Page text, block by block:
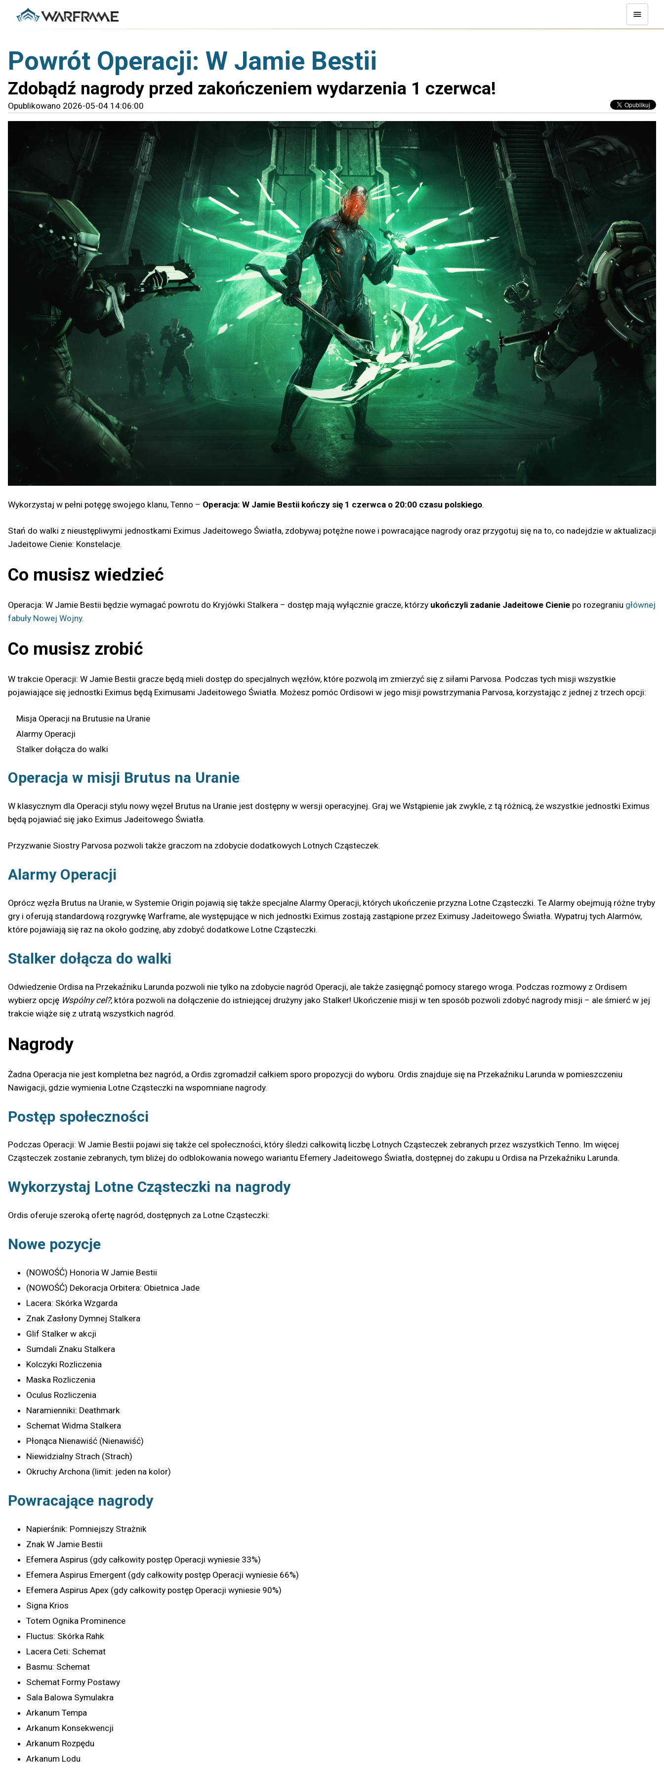
Powrót Operacji: W Jamie Bestii
Zdobądź nagrody przed zakończeniem wydarzenia 1 czerwca!
Opublikowano 2026-05-04 14:06:00
Wykorzystaj w pełni potęgę swojego klanu, Tenno – Operacja: W Jamie Bestii kończy się 1 czerwca o 20:00 czasu polskiego.
Stań do walki z nieustępliwymi jednostkami Eximus Jadeitowego Światła, zdobywaj potężne nowe i powracające nagrody oraz przygotuj się na to, co nadejdzie w aktualizacji
Jadeitowe Cienie: Konstelacje.
Co musisz wiedzieć
Operacja: W Jamie Bestii będzie wymagać powrotu do Kryjówki Stalkera – dostęp mają wyłącznie gracze, którzy ukończyli zadanie Jadeitowe Cienie po rozegraniu głównej
fabuły Nowej Wojny.
Co musisz zrobić
W trakcie Operacji: W Jamie Bestii gracze będą mieli dostęp do specjalnych węzłów, które pozwolą im zmierzyć się z siłami Parvosa. Podczas tych misji wszystkie
pojawiające się jednostki Eximus będą Eximusami Jadeitowego Światła. Możesz pomóc Ordisowi w jego misji powstrzymania Parvosa, korzystając z jednej z trzech opcji:
Misja Operacji na Brutusie na Uranie
Alarmy Operacji
Stalker dołącza do walki
Operacja w misji Brutus na Uranie
W klasycznym dla Operacji stylu nowy węzeł Brutus na Uranie jest dostępny w wersji operacyjnej. Graj we Wstąpienie jak zwykle, z tą różnicą, że wszystkie jednostki Eximus
będą pojawiać się jako Eximus Jadeitowego Światła.
Przyzwanie Siostry Parvosa pozwoli także graczom na zdobycie dodatkowych Lotnych Cząsteczek.
Alarmy Operacji
Oprócz węzła Brutus na Uranie, w Systemie Origin pojawią się także specjalne Alarmy Operacji, których ukończenie przyzna Lotne Cząsteczki. Te Alarmy obejmują różne tryby
gry i oferują standardową rozgrywkę Warframe, ale występujące w nich jednostki Eximus zostają zastąpione przez Eximusy Jadeitowego Światła. Wypatruj tych Alarmów,
które pojawiają się raz na około godzinę, aby zdobyć dodatkowe Lotne Cząsteczki.
Stalker dołącza do walki
Odwiedzenie Ordisa na Przekaźniku Larunda pozwoli nie tylko na zdobycie nagród Operacji, ale także zasięgnąć pomocy starego wroga. Podczas rozmowy z Ordisem
wybierz opcję Wspólny cel?, która pozwoli na dołączenie do istniejącej drużyny jako Stalker! Ukończenie misji w ten sposób pozwoli zdobyć nagrody misji – ale śmierć w jej
trakcie wiąże się z utratą wszystkich nagród.
Nagrody
Żadna Operacja nie jest kompletna bez nagród, a Ordis zgromadził całkiem sporo propozycji do wyboru. Ordis znajduje się na Przekaźniku Larunda w pomieszczeniu
Nawigacji, gdzie wymienia Lotne Cząsteczki na wspomniane nagrody.
Postęp społeczności
Podczas Operacji: W Jamie Bestii pojawi się także cel społeczności, który śledzi całkowitą liczbę Lotnych Cząsteczek zebranych przez wszystkich Tenno. Im więcej
Cząsteczek zostanie zebranych, tym bliżej do odblokowania nowego wariantu Efemery Jadeitowego Światła, dostępnej do zakupu u Ordisa na Przekaźniku Larunda.
Wykorzystaj Lotne Cząsteczki na nagrody
Ordis oferuje szeroką ofertę nagród, dostępnych za Lotne Cząsteczki:
Nowe pozycje
(NOWOŚĆ) Honoria W Jamie Bestii
(NOWOŚĆ) Dekoracja Orbitera: Obietnica Jade
Lacera: Skórka Wzgarda
Znak Zasłony Dymnej Stalkera
Glif Stalker w akcji
Sumdali Znaku Stalkera
Kolczyki Rozliczenia
Maska Rozliczenia
Oculus Rozliczenia
Naramienniki: Deathmark
Schemat Widma Stalkera
Płonąca Nienawiść (Nienawiść)
Niewidzialny Strach (Strach)
Okruchy Archona (limit: jeden na kolor)
Powracające nagrody
Napierśnik: Pomniejszy Strażnik
Znak W Jamie Bestii
Efemera Aspirus (gdy całkowity postęp Operacji wyniesie 33%)
Efemera Aspirus Emergent (gdy całkowity postęp Operacji wyniesie 66%)
Efemera Aspirus Apex (gdy całkowity postęp Operacji wyniesie 90%)
Signa Krios
Totem Ognika Prominence
Fluctus: Skórka Rahk
Lacera Ceti: Schemat
Basmu: Schemat
Schemat Formy Postawy
Sala Balowa Symulakra
Arkanum Tempa
Arkanum Konsekwencji
Arkanum Rozpędu
Arkanum Lodu